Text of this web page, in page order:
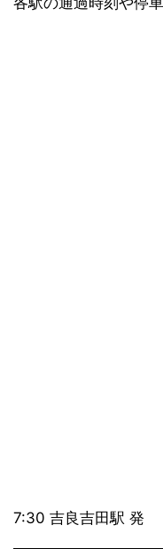
7:30 吉良吉田駅 発